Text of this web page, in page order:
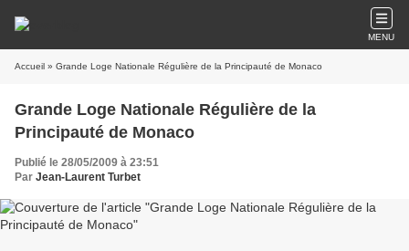
MENU
Accueil » Grande Loge Nationale Régulière de la Principauté de Monaco
Grande Loge Nationale Régulière de la
Principauté de Monaco
Publié le 28/05/2009 à 23:51
Par Jean-Laurent Turbet